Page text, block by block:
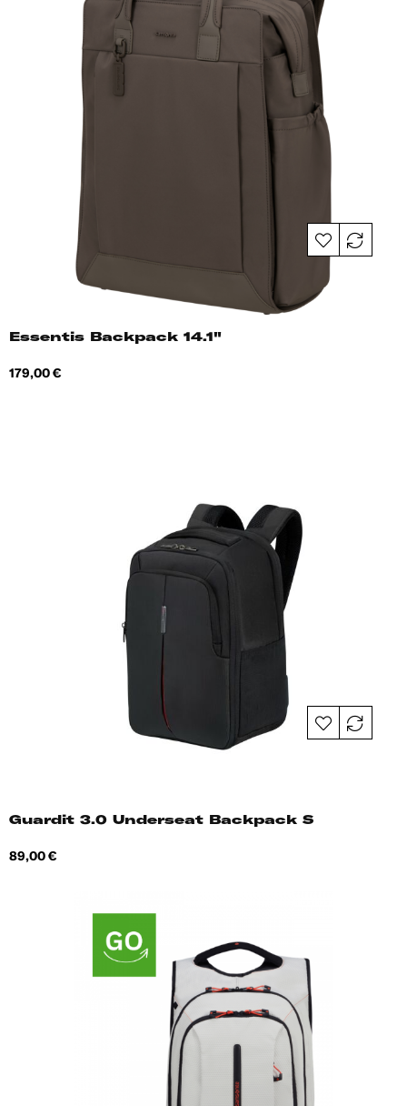
Essentis Backpack 14.1"
Hind
179,00 €
Guardit 3.0 Underseat Backpack S
Hind
89,00 €